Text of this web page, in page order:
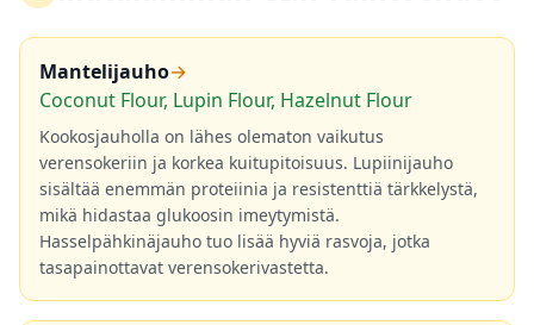
Mantelijauho→
Coconut Flour, Lupin Flour, Hazelnut Flour
Kookosjauholla on lähes olematon vaikutus
verensokeriin ja korkea kuitupitoisuus. Lupiinijauho
sisältää enemmän proteiinia ja resistenttiä tärkkelystä,
mikä hidastaa glukoosin imeytymistä.
Hasselpähkinäjauho tuo lisää hyviä rasvoja, jotka
tasapainottavat verensokerivastetta.